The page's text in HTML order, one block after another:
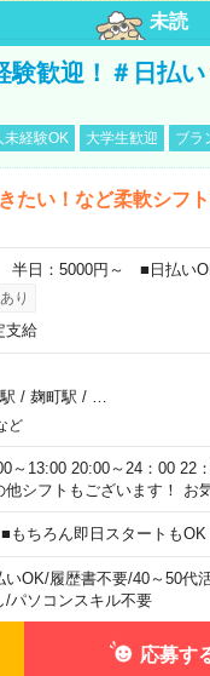
未読
験歓迎！＃日払
未経験OK 大学生歓迎 ブラ
たい！など柔軟シフ
半日：5000円～ ■日払い
り
支給
/ 麹町駅 /
ど
～13:00 20:00～24：00 22
シフトもございます！ お
ちろん即日スタートも
いOK/履歴書不要/40～50代
/パソコンスキル不要
応募す